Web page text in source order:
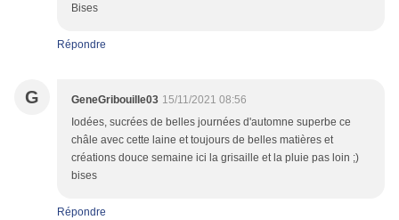
Bises
Répondre
G GeneGribouille03 15/11/2021 08:56
Iodées, sucrées de belles journées d'automne superbe ce
châle avec cette laine et toujours de belles matières et
créations douce semaine ici la grisaille et la pluie pas loin ;)
bises
Répondre